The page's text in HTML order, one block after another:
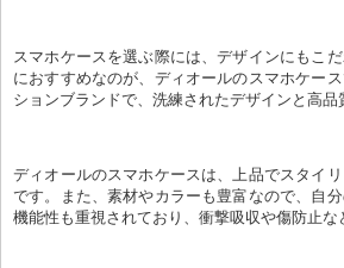
スマホケースを選ぶ際には、デザインにもこ
におすすめなのが、ディオールのスマホケー
ションブランドで、洗練されたデザインと高
ディオールのスマホケースは、上品でスタイ
です。また、素材やカラーも豊富なので、自
機能性も重視されており、衝撃吸収や傷防止